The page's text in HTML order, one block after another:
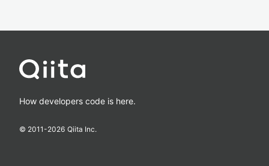
How developers code is here.
© 2011-2026 Qiita Inc.